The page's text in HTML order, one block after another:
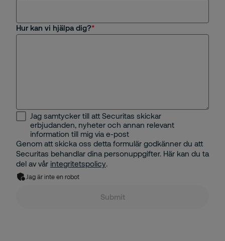
Hur kan vi hjälpa dig?
Jag samtycker till att Securitas skickar
erbjudanden, nyheter och annan relevant
information till mig via e-post
Genom att skicka oss detta formulär godkänner du att
Securitas behandlar dina personuppgifter. Här kan du ta
del av vår integritetspolicy
Jag är inte en robot
Submit